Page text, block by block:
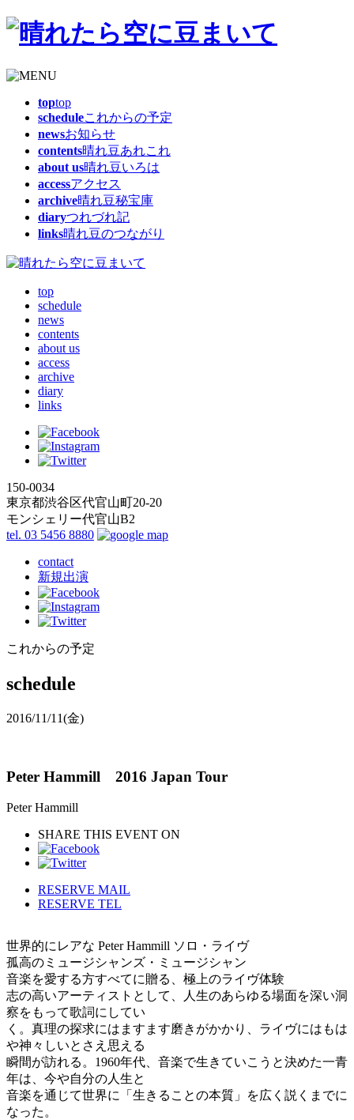
toptop
scheduleこれからの予定
newsお知らせ
contents晴れ豆あれこれ
about us晴れ豆いろは
accessアクセス
archive晴れ豆秘宝庫
diaryつれづれ記
links晴れ豆のつながり
top
schedule
news
contents
about us
access
archive
diary
links
150-0034
東京都渋谷区代官山町20-20
モンシェリー代官山B2
tel. 03 5456 8880
contact
新規出演
これからの予定
schedule
2016/11/11(金)
Peter Hammill 2016 Japan Tour
Peter Hammill
SHARE THIS EVENT ON
RESERVE MAIL
RESERVE TEL
世界的にレアな Peter Hammill ソロ・ライヴ
孤高のミュージシャンズ・ミュージシャン
音楽を愛する方すべてに贈る、極上のライヴ体験
志の高いアーティストとして、人生のあらゆる場面を深い洞
察をもって歌詞にしてい
く。真理の探求にはますます磨きがかかり、ライヴにはもは
や神々しいとさえ思える
瞬間が訪れる。1960年代、音楽で生きていこうと決めた一青
年は、今や自分の人生と
音楽を通じて世界に「生きることの本質」を広く説くまでに
なった。